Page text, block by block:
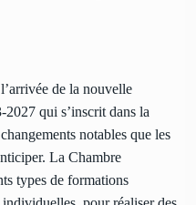
de la nouvelle
qui s’inscrit dans la
notables que les
La Chambre
types de formations